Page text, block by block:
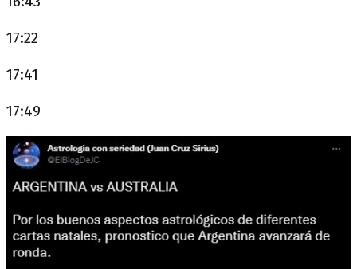
17:22
17:41
17:49